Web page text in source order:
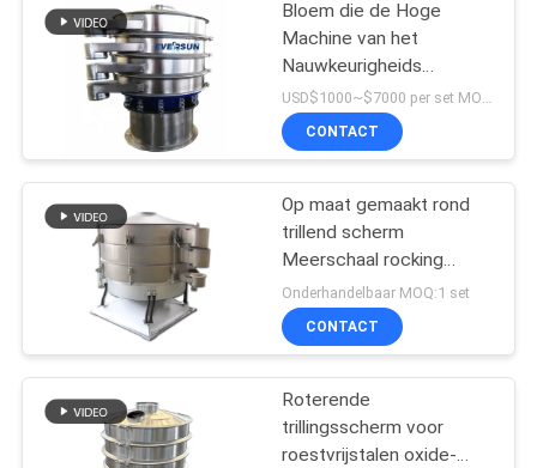
OM EEN
CITAAT
SITEMAP
PRIVACYBELEID
Bloem die de Hoge
Machine van het
Nauwkeurigheids
Trillingsonderzoek
schudden
USD$1000~$7000 per set MOQ:1 reeks
CONTACT
Op maat gemaakt rond
trillend scherm
Meerschaal rocking
scherm van roestvrij
staal High Precision
Swinging Scherm
Onderhandelbaar MOQ:1 set
CONTACT
Roterende
trillingsscherm voor
roestvrijstalen oxide-